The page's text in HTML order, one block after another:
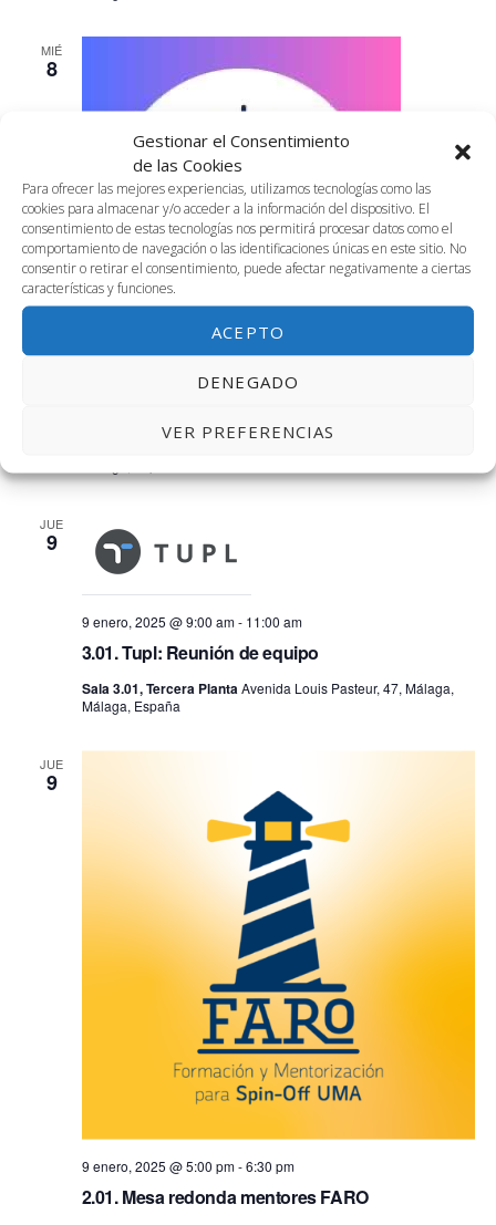
Gestionar el Consentimiento
de las Cookies
Para ofrecer las mejores experiencias, utilizamos tecnologías como las
cookies para almacenar y/o acceder a la información del dispositivo. El
consentimiento de estas tecnologías nos permitirá procesar datos como el
comportamiento de navegación o las identificaciones únicas en este sitio. No
consentir o retirar el consentimiento, puede afectar negativamente a ciertas
características y funciones.
ACEPTO
DENEGADO
VER PREFERENCIAS
MIÉ
8
8 enero, 2025 @ 10:30 am-12:30 pm
JUE
9
3.01. Tupl: Reunión de equipo
9 enero, 2025 @ 9:00 am- 11:00 am
Sala 3.01, Tercera PlantaAvenida Louis Pasteur, 47, Málaga,
Málaga, España
JUE
9
2.01. Mesa redonda mentores FARO
9 enero, 2025 @ 5:00 pm-6:30 pm